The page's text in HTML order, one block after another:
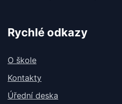
Rychlé odkazy
O škole
Kontakty
Úřední deska